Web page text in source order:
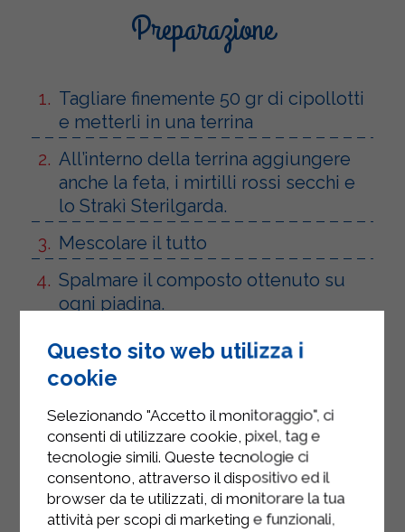
Preparazione
Tagliare finemente 50 gr di cipollotti
e metterli in una terrina
All’interno della terrina aggiungere
anche la feta, i mirtilli rossi secchi e
lo Strakì Sterilgarda.
Mescolare il tutto
Spalmare il composto ottenuto su
ogni piadina.
Arrotolare la piadina, tagliarla a
rondelle a seconda delle dimensioni
che si preferiscono.
Questo sito web utilizza i
cookie
Selezionando "Accetto il monitoraggio", ci
consenti di utilizzare cookie, pixel, tag e
tecnologie simili. Queste tecnologie ci
consentono, attraverso il dispositivo ed il
browser da te utilizzati, di monitorare la tua
attività per scopi di marketing e funzionali,